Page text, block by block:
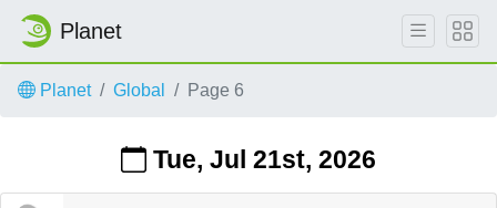
Planet
Planet Global Page 6
Tue, Jul 21st, 2026